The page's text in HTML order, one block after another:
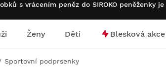
s vrácením peněz do SIROKO peněženky je
Ženy Děti Blesková akce
Sportovní podprsenky